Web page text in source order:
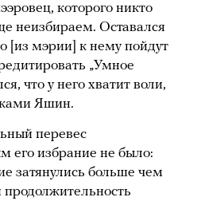
которого никто
неизбираем. Оставался
[из мэрии] к нему пойдут
„Умное
что у него хватит воли,
Яшин.
перевес
его избрание не было:
затянулись больше чем
продолжительность